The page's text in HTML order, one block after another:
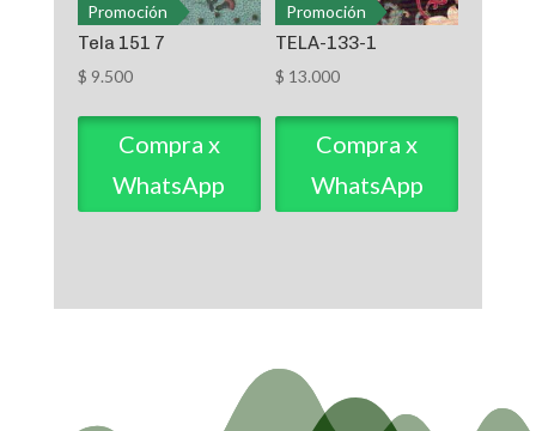
Promoción
Tela 151 7
$ 9.500
Compra x
WhatsApp
Promoción
TELA-133-1
$ 13.000
Compra x
WhatsApp